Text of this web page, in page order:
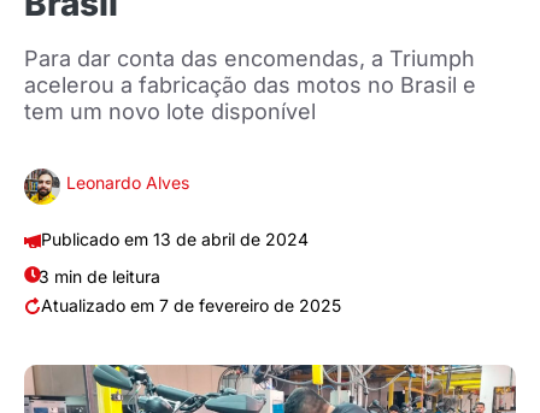
Para dar conta das encomendas, a Triumph
acelerou a fabricação das motos no Brasil e
tem um novo lote disponível
Leonardo Alves
13 de abril de 2024
3 min de leitura
7 de fevereiro de 2025